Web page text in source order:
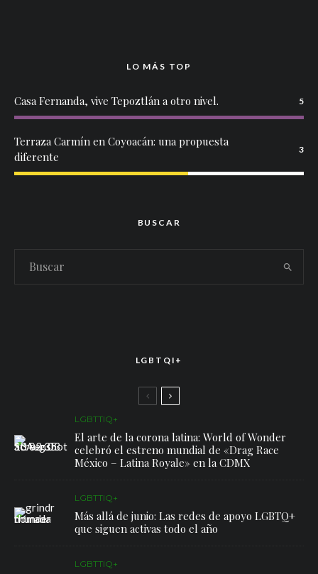
LO MÁS TOP
Casa Fernanda, vive Tepoztlán a otro nivel. 5
Terraza Carmín en Coyoacán: una propuesta
diferente
3
BUSCAR
LGBTQI+
LGBTTIQ+
El arte de la corona latina: World of Wonder
celebró el estreno mundial de «Drag Race
México – Latina Royale» en la CDMX
LGBTTIQ+
Más allá de junio: Las redes de apoyo LGBTQ+
que siguen activas todo el año
LGBTTIQ+